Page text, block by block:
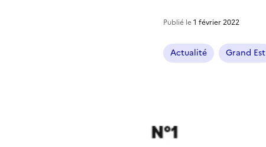
Publié le1 février 2022
Actualité Grand Est